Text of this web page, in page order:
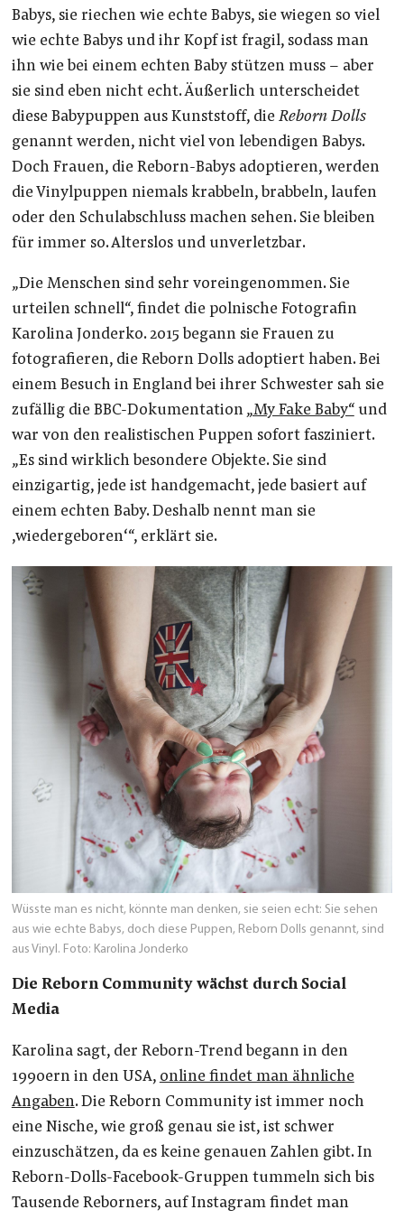
Babys, sie riechen wie echte Babys, sie wiegen so viel
wie echte Babys und ihr Kopf ist fragil, sodass man
ihn wie bei einem echten Baby stützen muss – aber
sie sind eben nicht echt. Äußerlich unterscheidet
diese Babypuppen aus Kunststoff, die Reborn Dolls
genannt werden, nicht viel von lebendigen Babys.
Doch Frauen, die Reborn-Babys adoptieren, werden
die Vinylpuppen niemals krabbeln, brabbeln, laufen
oder den Schulabschluss machen sehen. Sie bleiben
für immer so. Alterslos und unverletzbar.
„Die Menschen sind sehr voreingenommen. Sie
urteilen schnell“, findet die polnische Fotografin
Karolina Jonderko. 2015 begann sie Frauen zu
fotografieren, die Reborn Dolls adoptiert haben. Bei
einem Besuch in England bei ihrer Schwester sah sie
zufällig die BBC-Dokumentation „My Fake Baby“und
war von den realistischen Puppen sofort fasziniert.
„Es sind wirklich besondere Objekte. Sie sind
einzigartig, jede ist handgemacht, jede basiert auf
einem echten Baby. Deshalb nennt man sie
‚wiedergeboren‘“, erklärt sie.
Wüsste man es nicht, könnte man denken, sie seien echt: Sie sehen
aus wie echte Babys, doch diese Puppen, Reborn Dolls genannt, sind
aus Vinyl. Foto: Karolina Jonderko
Die Reborn Community wächst durch Social
Media
Karolina sagt, der Reborn-Trend begann in den
1990ern in den USA, online findet man ähnliche
Angaben. Die Reborn Community ist immer noch
eine Nische, wie groß genau sie ist, ist schwer
einzuschätzen, da es keine genauen Zahlen gibt. In
Reborn-Dolls-Facebook-Gruppen tummeln sich bis
Tausende Reborners, auf Instagram findet man